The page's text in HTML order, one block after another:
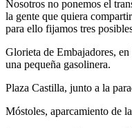
Nosotros no ponemos el
la gente que quiera
para ello fijamos tres
Glorieta de Embajadores,
una pequeña gasolinera.
Plaza Castilla, junto a la
Móstoles, aparcamiento de